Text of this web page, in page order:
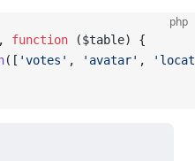
php
, function ($table) {
([ 'votes' , 'avatar' ,